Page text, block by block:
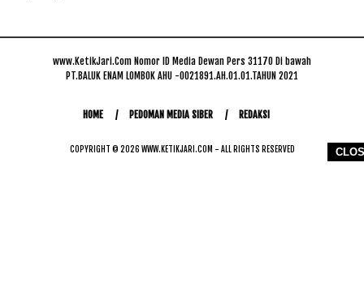
www.KetikJari.Com Nomor ID Media Dewan Pers 31170 Di bawah
PT.BALUK ENAM LOMBOK AHU -0021891.AH.01.01.TAHUN 2021
HOME PEDOMAN MEDIA SIBER REDAKSI
COPYRIGHT © 2026 WWW.KETIKJARI.COM - ALL RIGHTS RESERVED